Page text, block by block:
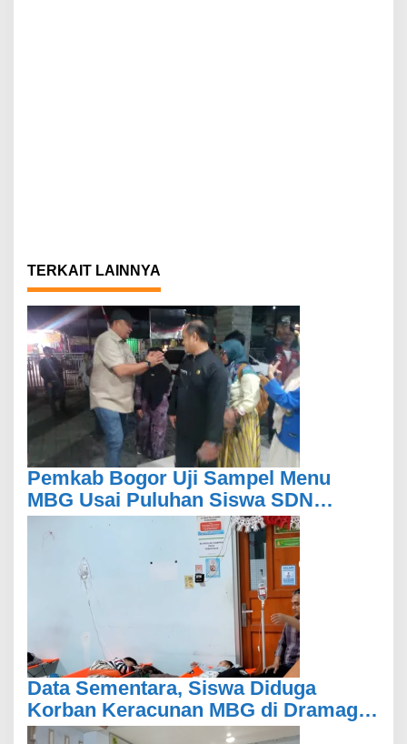
TERKAIT LAINNYA
Pemkab Bogor Uji Sampel Menu
MBG Usai Puluhan Siswa SDN
Ciherang 01 Diduga Keracunan
Data Sementara, Siswa Diduga
Korban Keracunan MBG di Dramaga
Bogor Capai 25 Orang